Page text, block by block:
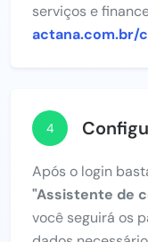
serviços e
actana.com.br/
4
Após o login
"Assistente de
você seguirá os